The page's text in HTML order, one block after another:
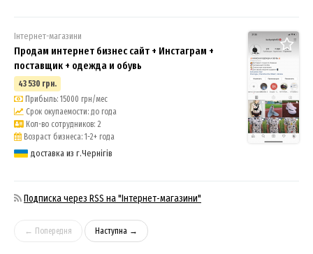
Інтернет-магазини
Продам интернет бизнес сайт + Инстаграм +
поставщик + одежда и обувь
43 530 грн.
Прибыль: 15000 грн/мес
Срок окупаемости: до года
Кол-во сотрудников: 2
Возраст бизнеса: 1-2+ года
доставка из г.Чернігів
Подписка через RSS на "Інтернет-магазини"
← Попередня Наступна →